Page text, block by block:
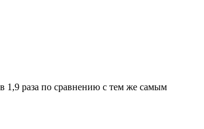
1,9 раза по сравнению с тем же самым